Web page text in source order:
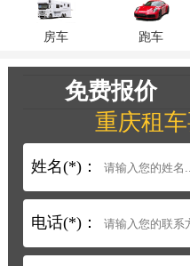
房车 跑车
免费报价
重庆租
姓名(*)：
电话(*)：